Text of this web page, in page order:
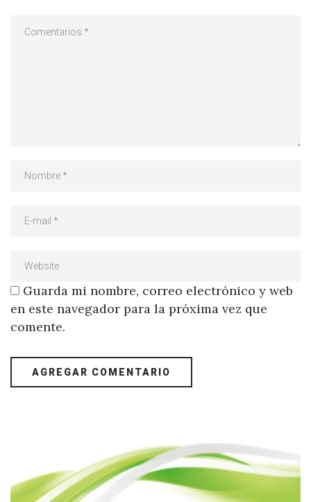
Guarda mi nombre, correo electrónico y web
en este navegador para la próxima vez que
comente.